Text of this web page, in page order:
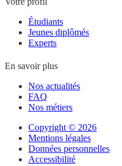
Étudiants
Jeunes diplômés
Experts
En savoir plus
Nos actualités
FAQ
Nos métiers
Copyright © 2026
Mentions légales
Données personnelles
Accessibilité